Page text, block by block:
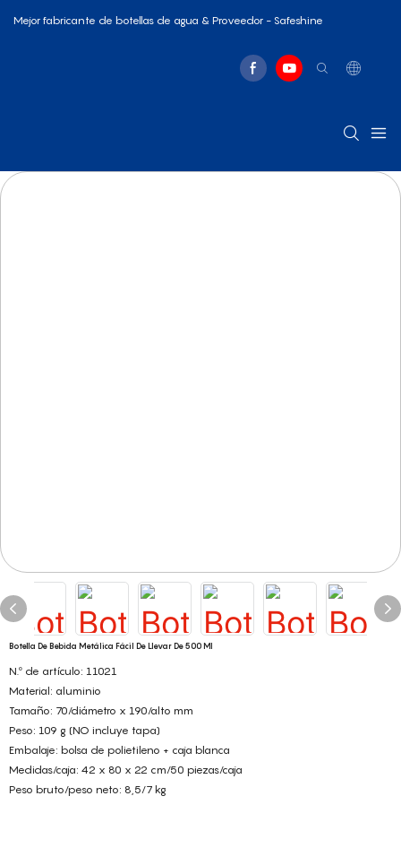
Mejor fabricante de botellas de agua & Proveedor - Safeshine
Botella De Bebida Metálica Fácil De Llevar De 500 Ml
N.º de artículo: 11021
Material: aluminio
Tamaño: 70/diámetro x 190/alto mm
Peso: 109 g (NO incluye tapa)
Embalaje: bolsa de polietileno + caja blanca
Medidas/caja: 42 x 80 x 22 cm/50 piezas/caja
Peso bruto/peso neto: 8,5/7 kg